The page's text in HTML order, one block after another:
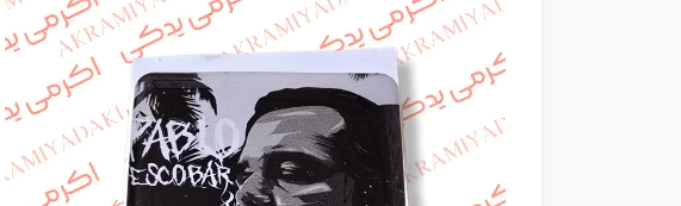
بسته ها سرموقع(بدون‌تاخیر)ارسال میگردد